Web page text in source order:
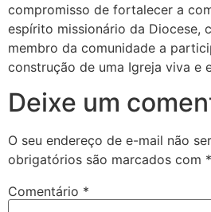
compromisso de fortalecer a
espírito missionário da Diocese,
membro da comunidade a
construção de uma Igreja viva e
Deixe um
O seu endereço de e-mail não
obrigatórios são marcados com *
Comentário *